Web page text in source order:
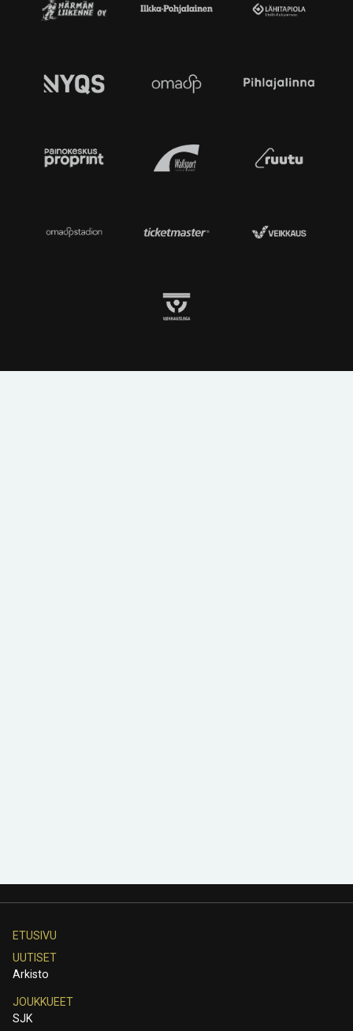
ETUSIVU
UUTISET
Arkisto
JOUKKUEET
SJK